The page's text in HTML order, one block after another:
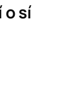
o sí